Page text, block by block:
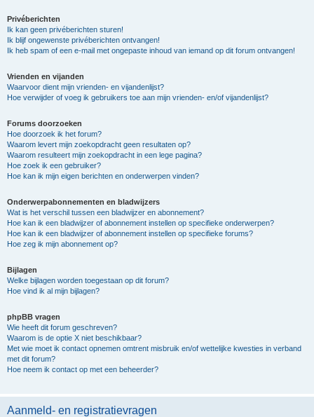
Privéberichten
Ik kan geen privéberichten sturen!
Ik blijf ongewenste privéberichten ontvangen!
Ik heb spam of een e-mail met ongepaste inhoud van iemand op dit forum ontvangen!
Vrienden en vijanden
Waarvoor dient mijn vrienden- en vijandenlijst?
Hoe verwijder of voeg ik gebruikers toe aan mijn vrienden- en/of vijandenlijst?
Forums doorzoeken
Hoe doorzoek ik het forum?
Waarom levert mijn zoekopdracht geen resultaten op?
Waarom resulteert mijn zoekopdracht in een lege pagina?
Hoe zoek ik een gebruiker?
Hoe kan ik mijn eigen berichten en onderwerpen vinden?
Onderwerpabonnementen en bladwijzers
Wat is het verschil tussen een bladwijzer en abonnement?
Hoe kan ik een bladwijzer of abonnement instellen op specifieke onderwerpen?
Hoe kan ik een bladwijzer of abonnement instellen op specifieke forums?
Hoe zeg ik mijn abonnement op?
Bijlagen
Welke bijlagen worden toegestaan op dit forum?
Hoe vind ik al mijn bijlagen?
phpBB vragen
Wie heeft dit forum geschreven?
Waarom is de optie X niet beschikbaar?
Met wie moet ik contact opnemen omtrent misbruik en/of wettelijke kwesties in verband
met dit forum?
Hoe neem ik contact op met een beheerder?
Aanmeld- en registratievragen